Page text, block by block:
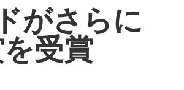
がさらに
受賞